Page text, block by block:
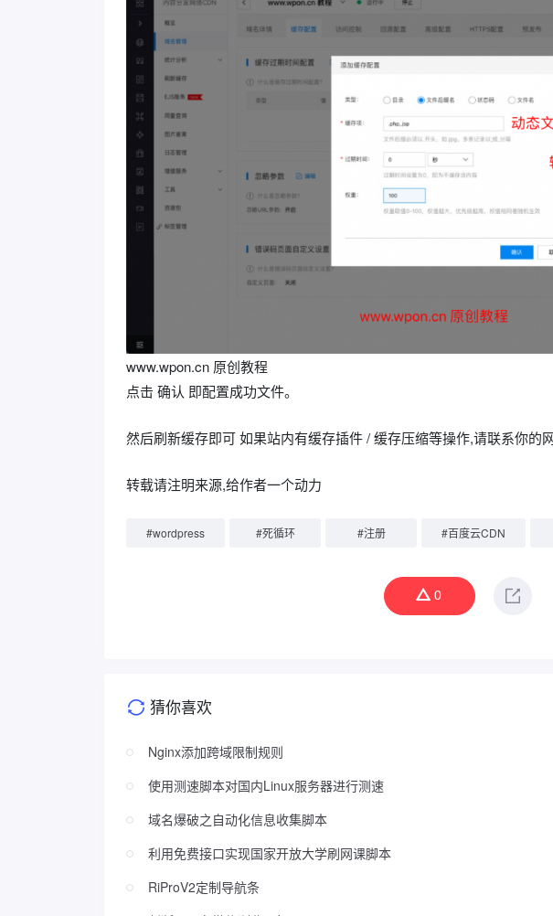
www.wpon.cn 原创教程
点击 确认 即配置成功文件。
然后刷新缓存即可 如果站内有缓存插件 / 缓存压缩等操作,请联系你的
转载请注明来源,给作者一个动力
#wordpress #死循环 #注册 #百度云CDN
0
猜你喜欢
Nginx添加跨域限制规则
使用测速脚本对国内Linux服务器进行测速
域名爆破之自动化信息收集脚本
利用免费接口实现国家开放大学刷网课脚本
RiProV2定制导航条